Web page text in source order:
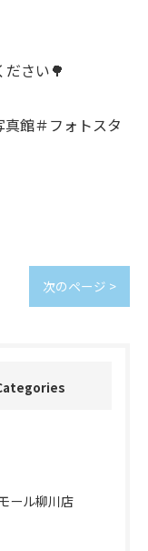
さい🌳
館＃フォトスタ
次のページ >
ール柳川店